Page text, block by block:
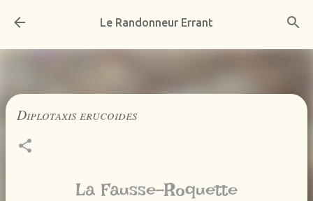
Accéder au contenu principal
Le Randonneur Errant
Diplotaxis erucoides
La Fausse-Roquette